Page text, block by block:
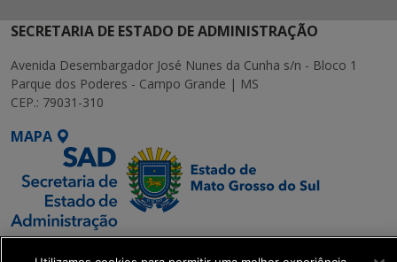
SECRETARIA DE ESTADO DE ADMINISTRAÇÃO
Avenida Desembargador José Nunes da Cunha s/n - Bloco 1
Parque dos Poderes - Campo Grande | MS
CEP.: 79031-310
MAPA